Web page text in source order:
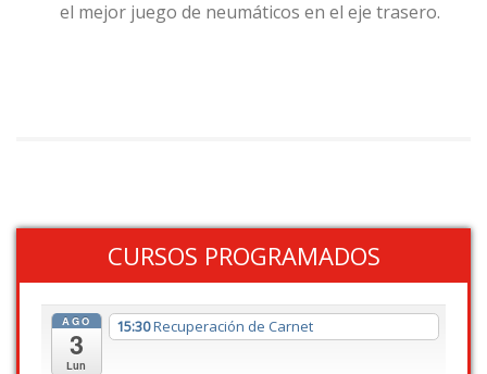
el mejor juego de neumáticos en el eje trasero.
CURSOS PROGRAMADOS
AGO
3
Lun
15:30Recuperación de Carnet